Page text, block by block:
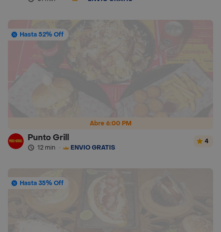
Abre 6:00 PM
Hasta 52% Off
Punto Grill
12 min · ENVÍO GRATIS
4
Hasta 35% Off